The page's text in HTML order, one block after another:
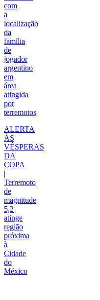
com
a
localização
da
família
de
jogador
argentino
em
área
atingida
por
terremotos
ALERTA
ÀS
VÉSPERAS
DA
COPA
|
Terremoto
de
magnitude
5,2
atinge
região
próxima
à
Cidade
do
México